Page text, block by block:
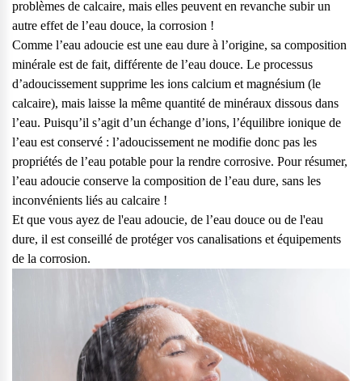
problèmes de calcaire, mais elles peuvent en revanche subir un
autre effet de l’eau douce, la corrosion !
Comme l’eau adoucie est une eau dure à l’origine, sa composition
minérale est de fait, différente de l’eau douce. Le processus
d’adoucissement supprime les ions calcium et magnésium (le
calcaire), mais laisse la même quantité de minéraux dissous dans
l’eau. Puisqu’il s’agit d’un échange d’ions, l’équilibre ionique de
l’eau est conservé : l’adoucissement ne modifie donc pas les
propriétés de l’eau potable pour la rendre corrosive. Pour résumer,
l’eau adoucie conserve la composition de l’eau dure, sans les
inconvénients liés au calcaire !
Et que vous ayez de l'eau adoucie, de l’eau douce ou de l'eau
dure, il est conseillé de protéger vos canalisations et équipements
de la corrosion.